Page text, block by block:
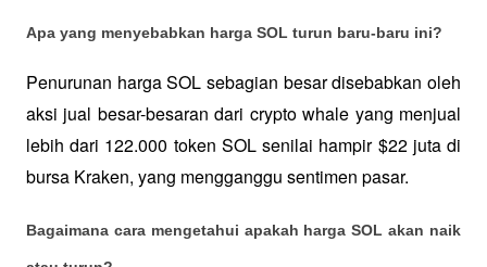
Apa yang menyebabkan harga SOL turun baru-baru ini?
Penurunan harga SOL sebagian besar disebabkan oleh
aksi jual besar-besaran dari crypto whale yang menjual
lebih dari 122.000 token SOL senilai hampir $22 juta di
bursa Kraken, yang mengganggu sentimen pasar.
Bagaimana cara mengetahui apakah harga SOL akan naik